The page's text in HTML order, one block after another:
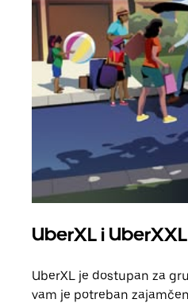
UberXL i UberXXL
UberXL je dostupan za
vam je potreban